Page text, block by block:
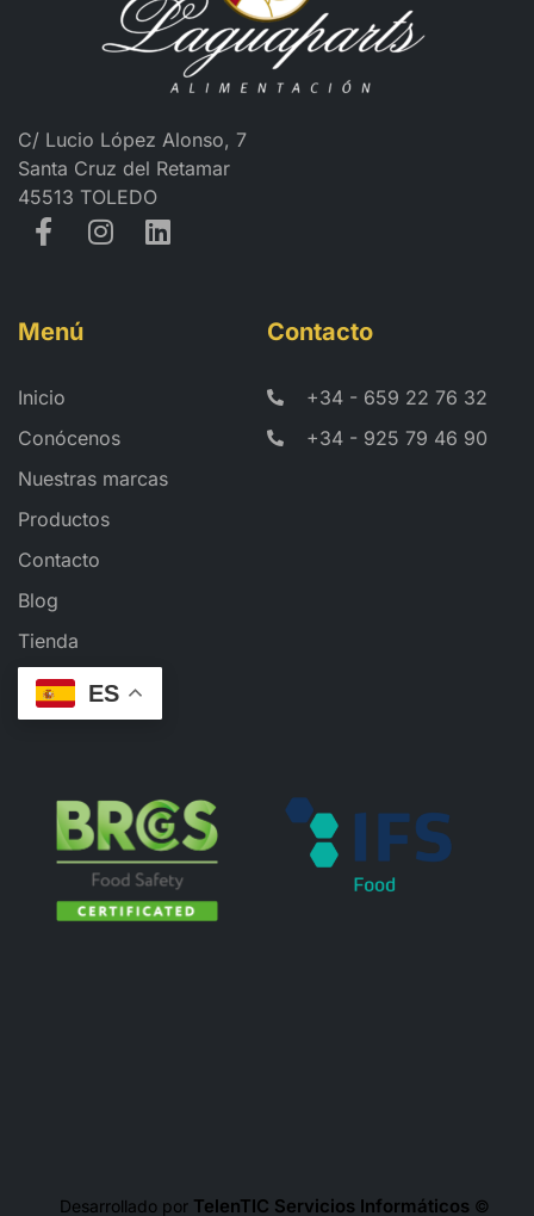
C/ Lucio López Alonso, 7
Santa Cruz del Retamar
45513 TOLEDO
Menú
Inicio
Conócenos
Nuestras marcas
Productos
Contacto
Blog
Tienda
ES
Contacto
+34 - 659 22 76 32
+34 - 925 79 46 90
Desarrollado por TelenTIC Servicios Informáticos ©